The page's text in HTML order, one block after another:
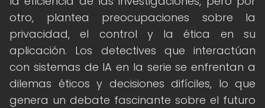
otro, plantea preocupaciones sobre la
privacidad, el control y la ética en su
aplicación. Los detectives que interactúan
con sistemas de IA en la serie se enfrentan a
dilemas éticos y decisiones difíciles, lo que
genera un debate fascinante sobre el futuro